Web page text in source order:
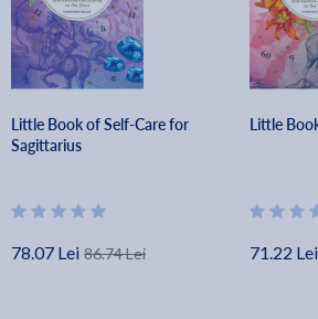
Little Book of Self-Care for
Sagittarius
78.07 Lei 86.74 Lei
Little
71.22 Lei